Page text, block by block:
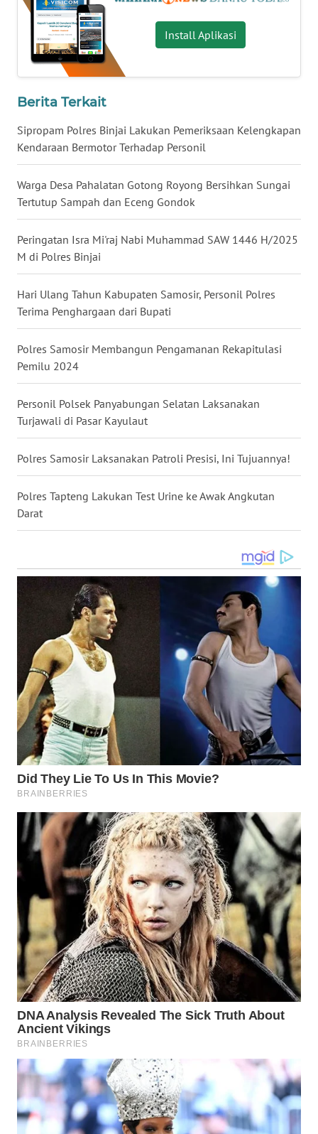
Install Aplikasi
Berita Terkait
Sipropam Polres Binjai Lakukan Pemeriksaan Kelengkapan
Kendaraan Bermotor Terhadap Personil
Warga Desa Pahalatan Gotong Royong Bersihkan Sungai
Tertutup Sampah dan Eceng Gondok
Peringatan Isra Mi'raj Nabi Muhammad SAW 1446 H/2025
M di Polres Binjai
Hari Ulang Tahun Kabupaten Samosir, Personil Polres
Terima Penghargaan dari Bupati
Polres Samosir Membangun Pengamanan Rekapitulasi
Pemilu 2024
Personil Polsek Panyabungan Selatan Laksanakan
Turjawali di Pasar Kayulaut
Polres Samosir Laksanakan Patroli Presisi, Ini Tujuannya!
Polres Tapteng Lakukan Test Urine ke Awak Angkutan
Darat
WN
MALUKU
WN
WN
DAIRI
WN
DANAU
TOBA
WN
NIAS
WN
LANGKAT
WN
TAPANULI
SELATAN
WN
TANJUNG
KARO
LABUHANBATU
WN
TAPANULI
TENGAH
WN DELI
SERDANG
WN
TEBING
TINGGI
WN
PAKPAK
WN
KARAWANG
WN
BEKASI
WN
WN
DEPOK
TAPANULI
UTARA